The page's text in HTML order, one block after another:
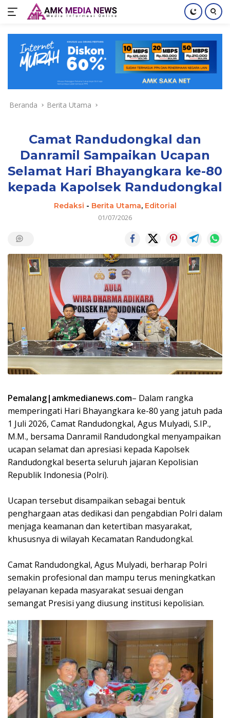
konten
Beranda Berita Utama
Camat Randudongkal dan
Danramil Sampaikan Ucapan
Selamat Hari Bhayangkara ke-80
kepada Kapolsek Randudongkal
Redaksi - Berita Utama, Editorial
01/07/2026
Pemalang|amkmedianews.com– Dalam rangka
memperingati Hari Bhayangkara ke-80 yang jatuh pada
1 Juli 2026, Camat Randudongkal, Agus Mulyadi, S.IP.,
M.M., bersama Danramil Randudongkal menyampaikan
ucapan selamat dan apresiasi kepada Kapolsek
Randudongkal beserta seluruh jajaran Kepolisian
Republik Indonesia (Polri).
Ucapan tersebut disampaikan sebagai bentuk
penghargaan atas dedikasi dan pengabdian Polri dalam
menjaga keamanan dan ketertiban masyarakat,
khususnya di wilayah Kecamatan Randudongkal.
Camat Randudongkal, Agus Mulyadi, berharap Polri
semakin profesional dan mampu terus meningkatkan
pelayanan kepada masyarakat sesuai dengan
semangat Presisi yang diusung institusi kepolisian.